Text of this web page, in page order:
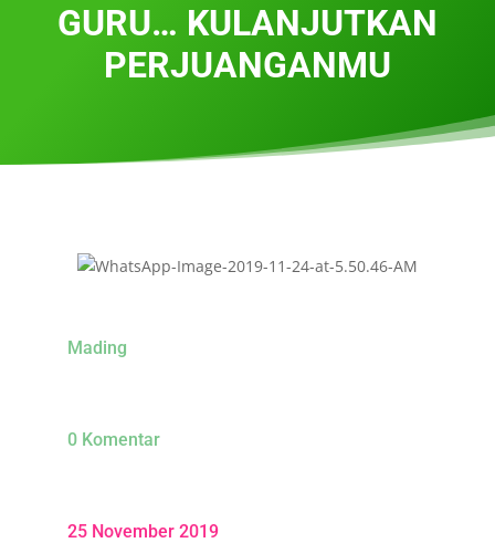
GURU… KULANJUTKAN
PERJUANGANMU
Mading
0 Komentar
25 November 2019